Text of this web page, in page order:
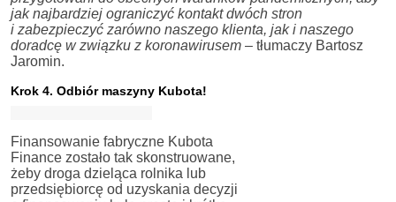
jak najbardziej ograniczyć kontakt dwóch stron
i zabezpieczyć zarówno naszego klienta, jak i naszego
doradcę w związku z koronawirusem – tłumaczy Bartosz
Jaromin.
Krok 4. Odbiór maszyny Kubota!
Finansowanie fabryczne Kubota
Finance zostało tak skonstruowane,
żeby droga dzieląca rolnika lub
przedsiębiorcę od uzyskania decyzji